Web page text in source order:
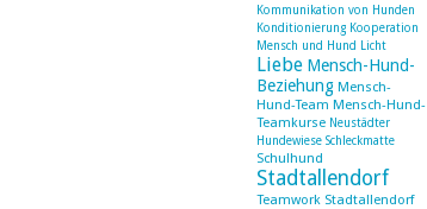
Kommunikation von Hunden
Konditionierung Kooperation
Mensch und Hund
Licht
Liebe Mensch-Hund-
Beziehung Mensch-
Hund-Team Mensch-Hund-
Teamkurse Neustädter
Hundewiese Schleckmatte
Schulhund
Stadtallendorf
Teamwork Stadtallendorf